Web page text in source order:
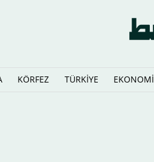
KÖRFEZ TÜRKİYE EKONOMİ